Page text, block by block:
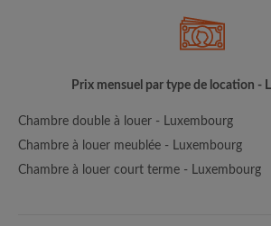
Prix mensuel par type de location -
Chambre double à louer - Luxembourg
Chambre à louer meublée - Luxembourg
Chambre à louer court terme - Luxembourg